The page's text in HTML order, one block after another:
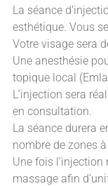
La séance
esthétique. Vous
Votre visage sera
Une anesthésie
topique local
L’injection sera
en consultation.
La séance durera
nombre de zones
Une fois l’injection
massage afin